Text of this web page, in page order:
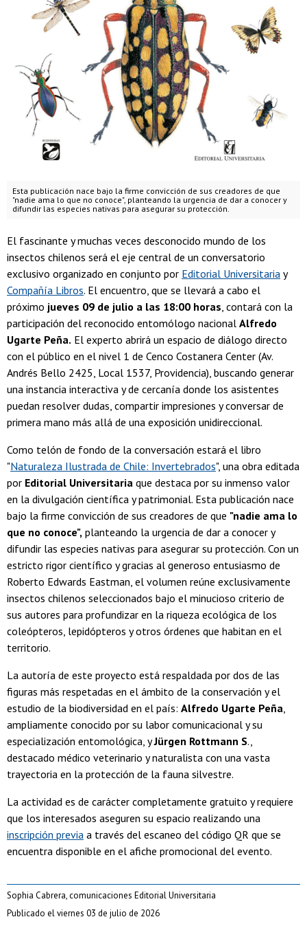
Esta publicación nace bajo la firme convicción de sus creadores de que
"nadie ama lo que no conoce", planteando la urgencia de dar a conocer y
difundir las especies nativas para asegurar su protección.
El fascinante y muchas veces desconocido mundo de los
insectos chilenos será el eje central de un conversatorio
exclusivo organizado en conjunto por Editorial Universitaria y
Compañía Libros. El encuentro, que se llevará a cabo el
próximo jueves 09 de julio a las 18:00 horas , contará con la
participación del reconocido entomólogo nacional Alfredo
Ugarte Peña. El experto abrirá un espacio de diálogo directo
con el público en el nivel 1 de Cenco Costanera Center (Av.
Andrés Bello 2425, Local 1537, Providencia), buscando generar
una instancia interactiva y de cercanía donde los asistentes
puedan resolver dudas, compartir impresiones y conversar de
primera mano más allá de una exposición unidireccional.
Como telón de fondo de la conversación estará el libro
"Naturaleza Ilustrada de Chile: Invertebrados", una obra editada
por Editorial Universitaria que destaca por su inmenso valor
en la divulgación científica y patrimonial. Esta publicación nace
bajo la firme convicción de sus creadores de que "nadie ama lo
que no conoce", planteando la urgencia de dar a conocer y
difundir las especies nativas para asegurar su protección. Con un
estricto rigor científico y gracias al generoso entusiasmo de
Roberto Edwards Eastman, el volumen reúne exclusivamente
insectos chilenos seleccionados bajo el minucioso criterio de
sus autores para profundizar en la riqueza ecológica de los
coleópteros, lepidópteros y otros órdenes que habitan en el
territorio.
La autoría de este proyecto está respaldada por dos de las
figuras más respetadas en el ámbito de la conservación y el
estudio de la biodiversidad en el país: Alfredo Ugarte Peña
ampliamente conocido por su labor comunicacional y su
especialización entomológica, yJürgen Rottmann S.,
destacado médico veterinario y naturalista con una vasta
trayectoria en la protección de la fauna silvestre.
La actividad es de carácter completamente gratuito y requiere
que los interesados aseguren su espacio realizando una
inscripción previa a través del escaneo del código QR que se
encuentra disponible en el afiche promocional del evento.
Sophia Cabrera, comunicaciones Editorial Universitaria
Publicado el viernes 03 de julio de 2026